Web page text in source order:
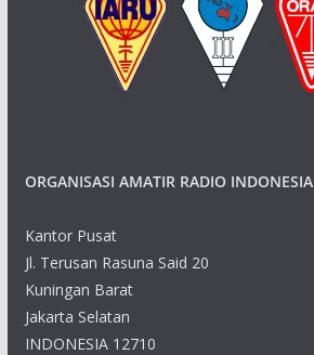
ORGANISASI AMATIR RADIO INDONESIA
Kantor Pusat
Jl. Terusan Rasuna Said 20
Kuningan Barat
Jakarta Selatan
INDONESIA 12710